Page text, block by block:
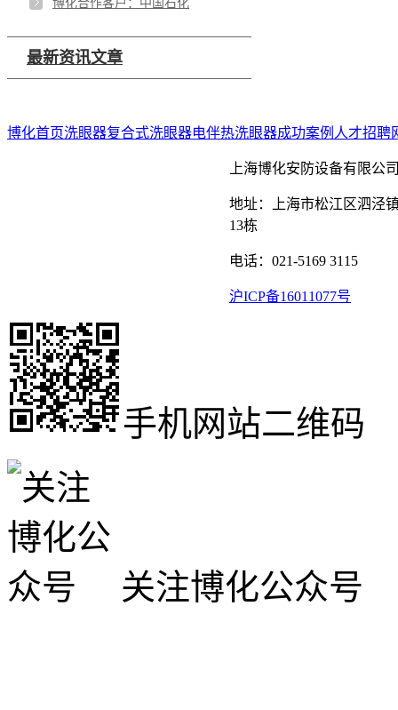
博化合作客户：中国石化
最新资讯文章
博化首页洗眼器复合式洗眼器电伴热洗眼器成功案例 人才招聘
上海博化安防设备有限公
地址：上海市松江区泗泾
13栋
电话：021-5169 3115
沪ICP备16011077号
手机网站二维码
关注博化公众号